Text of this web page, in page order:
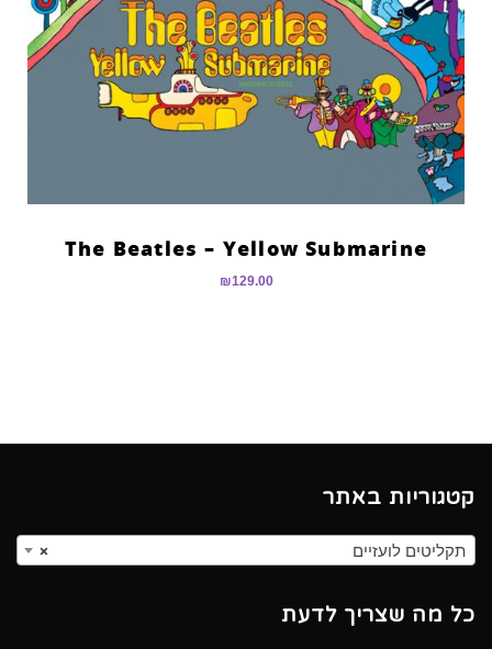
The Beatles – Yellow Submarine
₪129.00
קטגוריות באתר
× תקליטים לועזיים
כל מה שצריך לדעת